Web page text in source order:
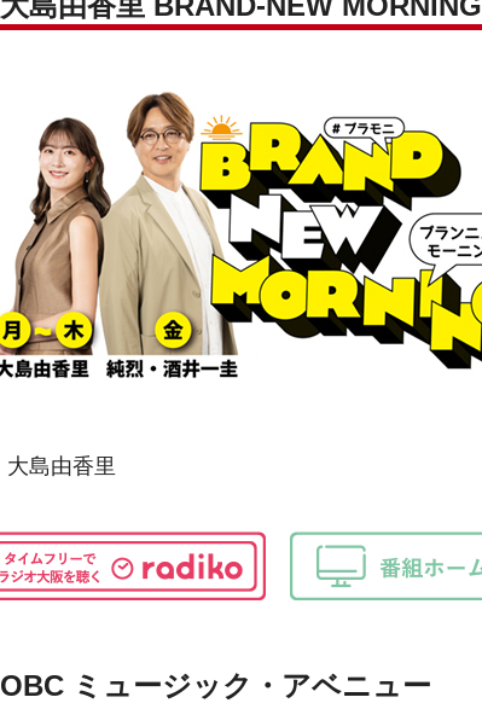
大島由香里
OBC ミュージック・アベニュー